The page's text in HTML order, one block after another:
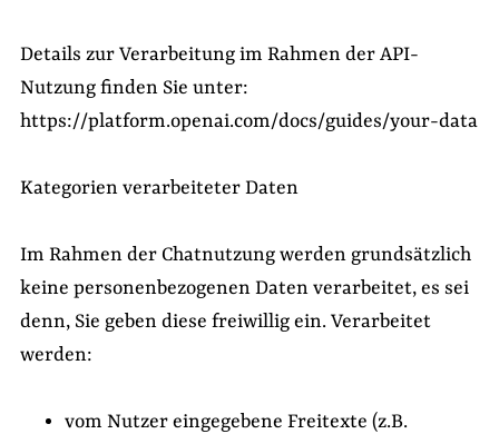
Details zur Verarbeitung im Rahmen der API-
Nutzung finden Sie unter:
https://platform.openai.com/docs/guides/your-data
Kategorien verarbeiteter Daten
Im Rahmen der Chatnutzung werden grundsätzlich
keine personenbezogenen Daten verarbeitet, es sei
denn, Sie geben diese freiwillig ein. Verarbeitet
werden:
vom Nutzer eingegebene Freitexte (z.B.